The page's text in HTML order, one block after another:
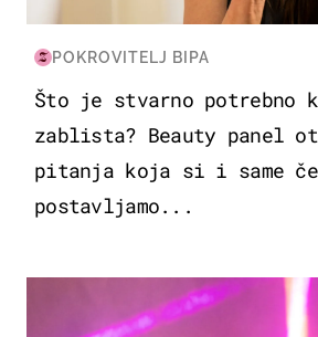
POKROVITELJ BIPA
Što je stvarno potrebno
zablista? Beauty panel
pitanja koja si i same
postavljamo...
KULTURA & ZABAVA